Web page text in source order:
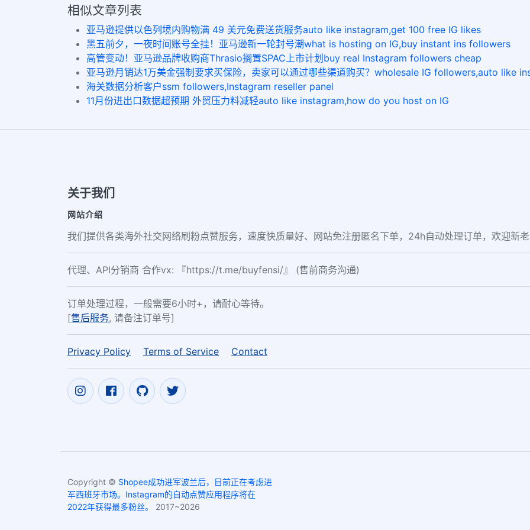
相似文章列表
亚马逊提供以色列境内购物满 49 美元免费送货服务auto like instagram,get 100 free IG likes
黑五前夕，一夜时间账号全挂！亚马逊新一轮封号潮what is hosting on IG,buy instant ins followers
高管变动！亚马逊品牌收购商Thrasio搁置SPAC上市计划buy real Instagram followers cheap
亚马逊月销达1万美金强制要求买保险，卖家可以通过哪些渠道购买？wholesale IG followers,auto like
海关数据分析客户ssm followers,Instagram reseller panel
11月份进出口数据超预期 外贸压力料减轻auto like instagram,how do you host on IG
关于我们
网站介绍
我们提供各类海外社交网络刷粉点赞服务，速度快质量好、网站免注册匿名下单，24h自动处理订单，欢迎新老
代理、API分销商 合作vx: 『https://t.me/buyfensi/』 (售前商务沟通)
订单处理过程，一般需要6小时+，请耐心等待。
[售后服务, 请备注订单号]
Privacy Policy Terms of Service Contact
Copyright © Shopee成功进军波兰后，目前正在考虑进
军西班牙市场。Instagram的自动点赞应用程序将在
2022年获得最多粉丝。
2017~2026